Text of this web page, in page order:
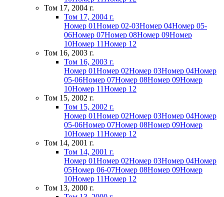
Том 17, 2004 г.
Том 17, 2004 г.
Номер 01Номер 02-03Номер 04Номер 05-
06Номер 07Номер 08Номер 09Номер
10Номер 11Номер 12
Том 16, 2003 г.
Том 16, 2003 г.
Номер 01Номер 02Номер 03Номер 04Номер
05-06Номер 07Номер 08Номер 09Номер
10Номер 11Номер 12
Том 15, 2002 г.
Том 15, 2002 г.
Номер 01Номер 02Номер 03Номер 04Номер
05-06Номер 07Номер 08Номер 09Номер
10Номер 11Номер 12
Том 14, 2001 г.
Том 14, 2001 г.
Номер 01Номер 02Номер 03Номер 04Номер
05Номер 06-07Номер 08Номер 09Номер
10Номер 11Номер 12
Том 13, 2000 г.